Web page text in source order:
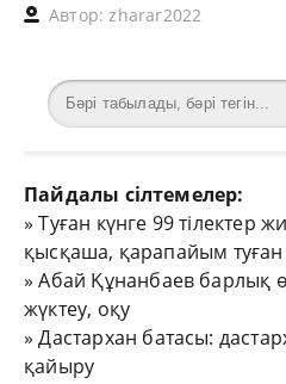
Автор: zharar2022
Пайдалы сілтемелер:
»Туған күнге 99 тілектер
қысқаша, қарапайым туған
»Абай Құнанбаев барлық
жүктеу, оқу
»Дастархан батасы:
қайыру